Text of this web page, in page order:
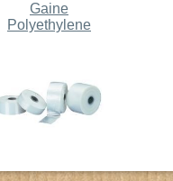
Gaine
Polyethylene